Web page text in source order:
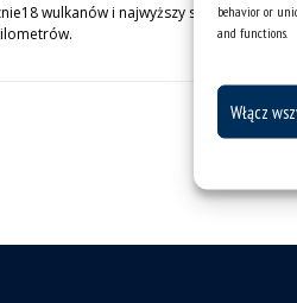
behavior or
and functions.
Włącz
wulkanów i najwyższy szczyt Andów